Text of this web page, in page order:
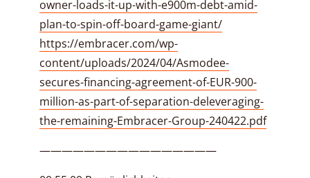
owner-loads-it-up-with-e900m-debt-amid-
plan-to-spin-off-board-game-giant/
https://embracer.com/wp-
content/uploads/2024/04/Asmodee-
secures-financing-agreement-of-EUR-900-
million-as-part-of-separation-deleveraging-
the-remaining-Embracer-Group-240422.pdf
————————————————